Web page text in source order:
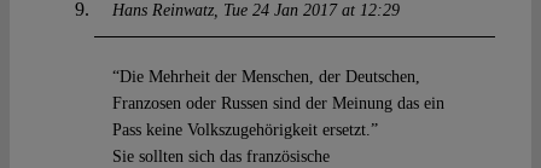
Hans Reinwatz Tue 24 Jan 2017 at 12:29
“Die Mehrheit der Menschen, der Deutschen,
Franzosen oder Russen sind der Meinung das ein
Pass keine Volkszugehörigkeit ersetzt.”
Sie sollten sich das französische